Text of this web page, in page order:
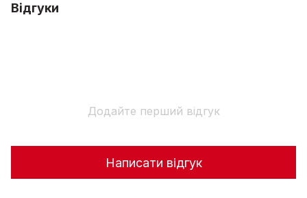
Відгуки
Додайте перший відгук
Написати відгук